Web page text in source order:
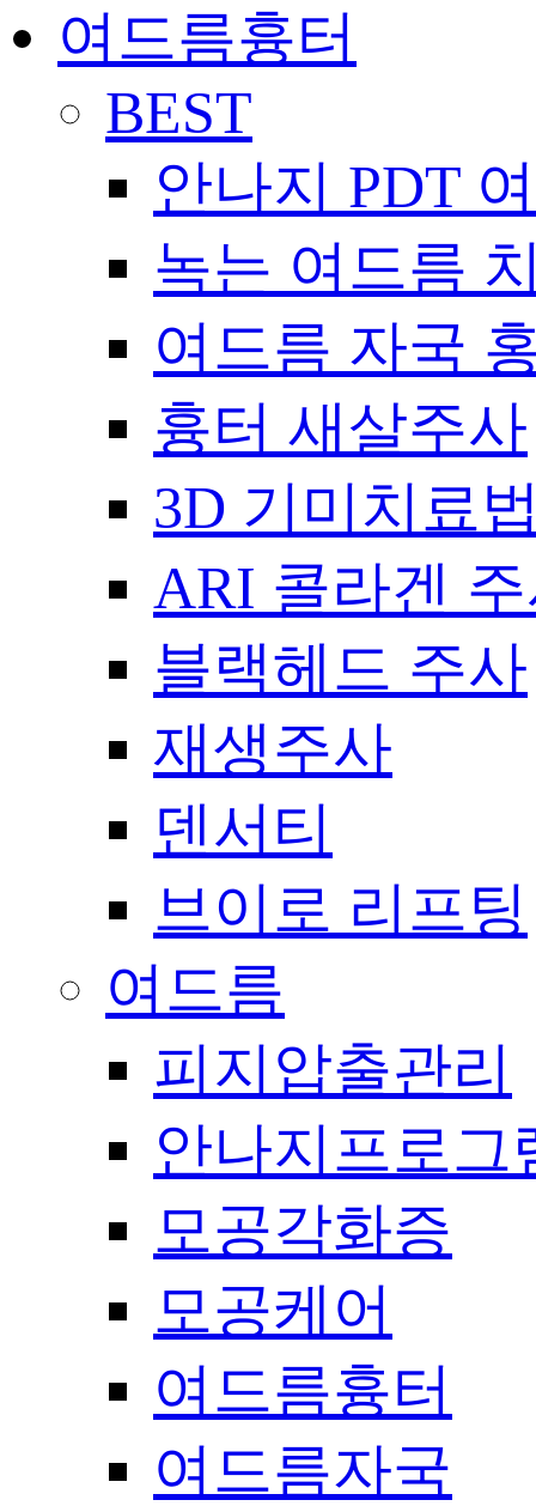
여드름흉터
BEST
안나지 PDT
녹는 여드름
여드름 자국
흉터 새살주사
3D 기미치료
ARI 콜라겐
블랙헤드 주사
재생주사
덴서티
브이로 리프팅
여드름
피지압출관리
안나지프로그
모공각화증
모공케어
여드름흉터
여드름자국